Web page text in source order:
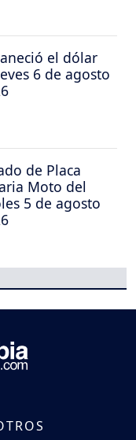
el dólar
6 de agosto
de Placa
Moto del
5 de agosto